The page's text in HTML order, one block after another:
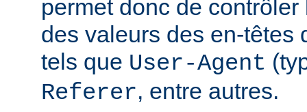
permet donc de
des valeurs des en-têtes
tels que User-Agent
Referer, entre autres.